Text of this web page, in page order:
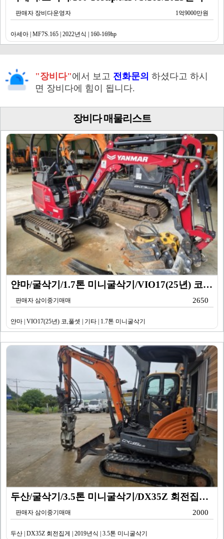
판매자 장비다운영자 1억9000만원
아세아 | MF7S.165 | 2022년식 | 160-169hp
"장비다"에서 보고 전화문의 하셨다고 하시
면 장비다에 힘이 됩니다.
장비다 매물리스트
얀마/굴삭기/1.7톤 미니굴삭기/VIO17(25년) 코…
판매자 삼이중기매매 2650
얀마 | VIO17(25년) 코,풀셋 | 기타 | 1.7톤 미니굴삭기
두산/굴삭기/3.5톤 미니굴삭기/DX35Z 회전집게/2…
판매자 삼이중기매매 2000
두산 | DX35Z 회전집게 | 2019년식 | 3.5톤 미니굴삭기